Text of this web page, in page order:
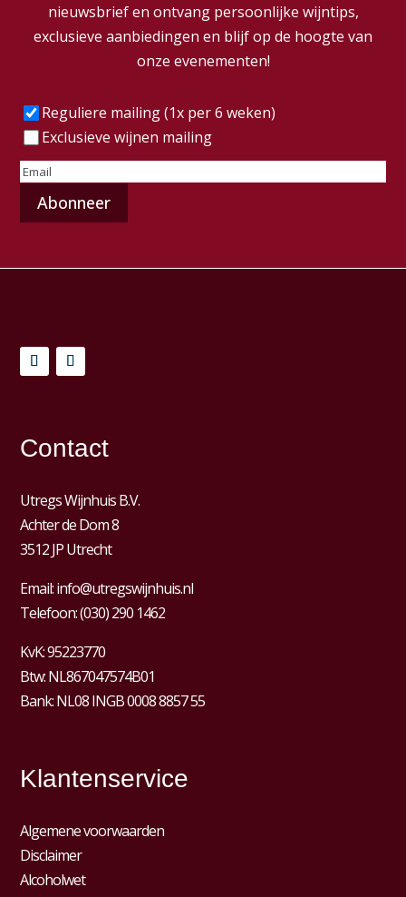
nieuwsbrief en ontvang persoonlijke wijntips,
exclusieve aanbiedingen en blijf op de hoogte van
onze evenementen!
Frequentie(Vereist)
Reguliere mailing (1x per 6 weken)
Exclusieve wijnen mailing
E-
mailadres
Contact
Utregs Wijnhuis B.V.
Achter de Dom 8
3512 JP Utrecht
Email:info@utregswijnhuis.nl
Telefoon:(030) 290 1462
KvK:95223770
Btw:NL867047574B01
Bank: NL08 INGB 0008 8857 55
Klantenservice
Algemene voorwaarden
Disclaimer
Alcoholwet